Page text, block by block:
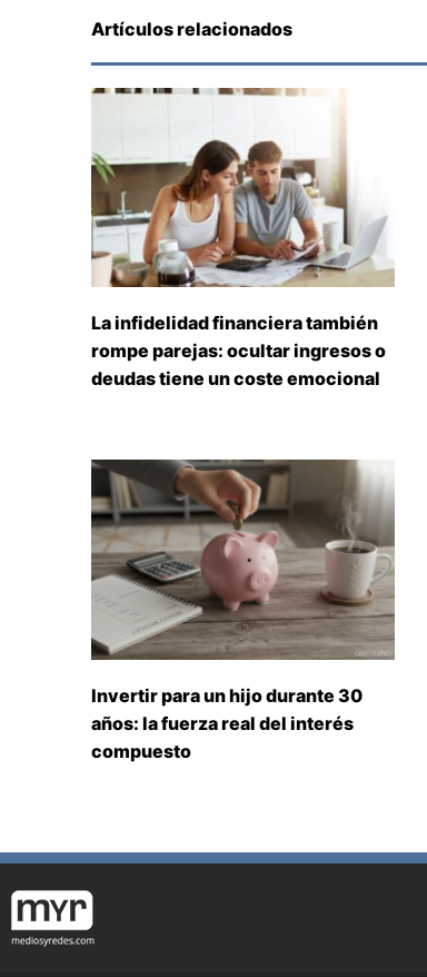
Artículos relacionados
La infidelidad financiera también
rompe parejas: ocultar ingresos o
deudas tiene un coste emocional
Invertir para un hijo durante 30
años: la fuerza real del interés
compuesto